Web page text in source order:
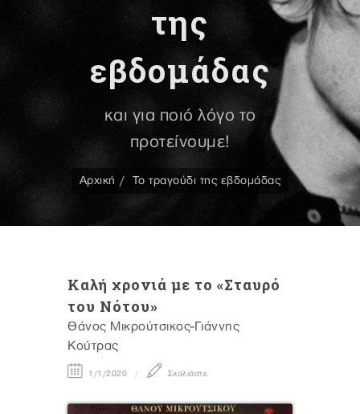
της
εβδομάδας
και για ποιό λόγο το
προτείνουμε!
Αρχική Το τραγούδι της εβδομάδας
Kαλή χρονιά με το «Σταυρό
του Νότου»
Θάνος Μικρούτσικος-Γιάννης
Κούτρας
1/1/2020 Σχολιάστε